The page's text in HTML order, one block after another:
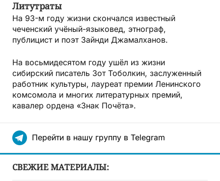
Литутраты
На 93-м году жизни скончался известный
чеченский учёный-языковед, этнограф,
публицист и поэт Зайнди Джамалханов.
На восьмидесятом году ушёл из жизни
сибирский писатель Зот Тоболкин, заслуженный
работник культуры, лауреат премии Ленинского
комсомола и многих литературных премий,
кавалер ордена «Знак Почёта».
Перейти в нашу группу в Telegram
СВЕЖИЕ МАТЕРИАЛЫ: